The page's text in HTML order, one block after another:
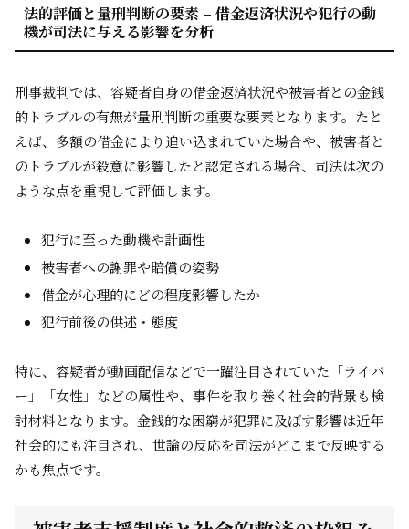
法的評価と量刑判断の要素 – 借金返済状況や犯行の動
機が司法に与える影響を分析
刑事裁判では、容疑者自身の借金返済状況や被害者との金銭
的トラブルの有無が量刑判断の重要な要素となります。たと
えば、多額の借金により追い込まれていた場合や、被害者と
のトラブルが殺意に影響したと認定される場合、司法は次の
ような点を重視して評価します。
犯行に至った動機や計画性
被害者への謝罪や賠償の姿勢
借金が心理的にどの程度影響したか
犯行前後の供述・態度
特に、容疑者が動画配信などで一躍注目されていた「ライバ
ー」「女性」などの属性や、事件を取り巻く社会的背景も検
討材料となります。金銭的な困窮が犯罪に及ぼす影響は近年
社会的にも注目され、世論の反応を司法がどこまで反映する
かも焦点です。